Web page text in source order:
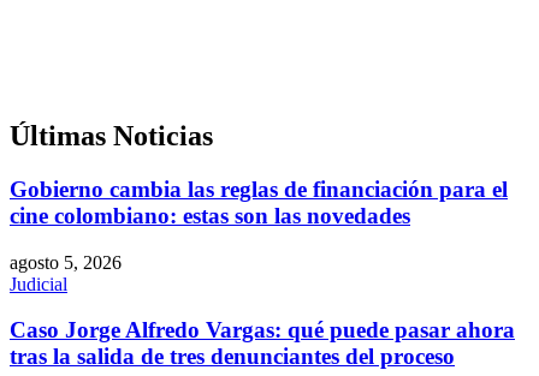
Últimas Noticias
Gobierno cambia las reglas de financiación para el
cine colombiano: estas son las novedades
agosto 5, 2026
Judicial
Caso Jorge Alfredo Vargas: qué puede pasar ahora
tras la salida de tres denunciantes del proceso